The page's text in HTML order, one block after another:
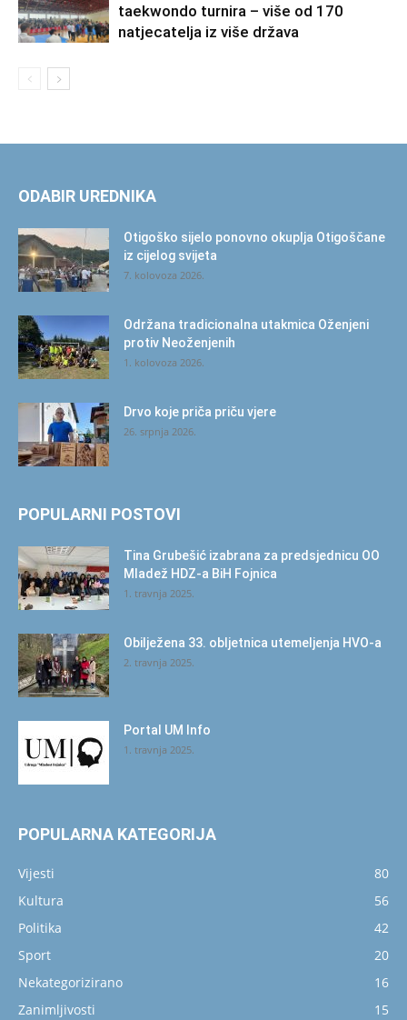
taekwondo turnira – više od 170
natjecatelja iz više država
ODABIR UREDNIKA
Otigoško sijelo ponovno okuplja Otigoščane
iz cijelog svijeta
7. kolovoza 2026.
Održana tradicionalna utakmica Oženjeni
protiv Neoženjenih
1. kolovoza 2026.
Drvo koje priča priču vjere
26. srpnja 2026.
POPULARNI POSTOVI
Tina Grubešić izabrana za predsjednicu OO
Mladež HDZ-a BiH Fojnica
1. travnja 2025.
Obilježena 33. obljetnica utemeljenja HVO-a
2. travnja 2025.
Portal UM Info
1. travnja 2025.
POPULARNA KATEGORIJA
Vijesti
80
Kultura
56
Politika
42
Sport
20
Nekategorizirano
16
Zanimljivosti
15